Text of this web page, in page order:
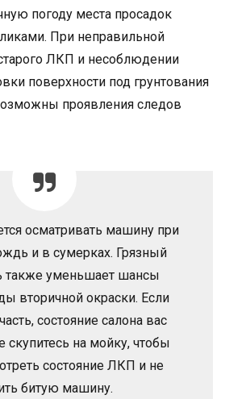
погоду места просадок
При неправильной
ЛКП и несоблюдении
поверхности под грунтования
проявления следов
осматривать машину при
и в сумерках. Грязный
также уменьшает шансы
вторичной окраски. Если
состояние салона вас
скупитесь на мойку, чтобы
состояние ЛКП и не
битую машину.